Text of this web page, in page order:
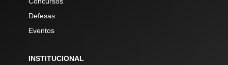
Defesas
Eventos
INSTITUCIONAL